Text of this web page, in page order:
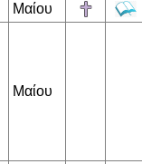
Μαίου
Μαίου